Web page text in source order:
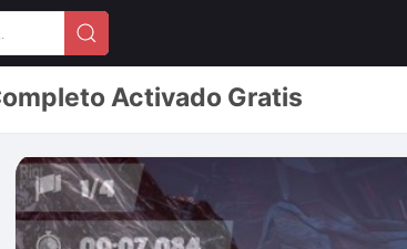
Activado Gratis